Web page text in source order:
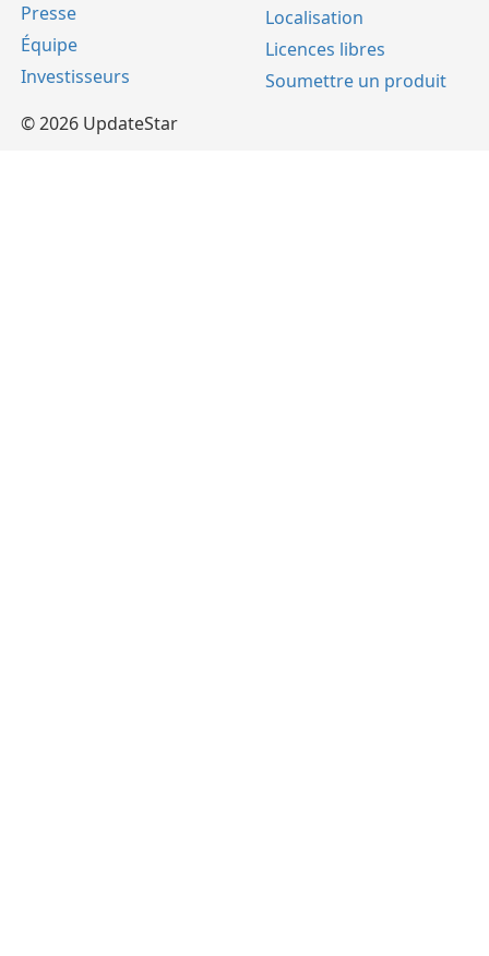
Presse
Équipe
Investisseurs
Localisation
Licences libres
Soumettre un produit
© 2026 UpdateStar